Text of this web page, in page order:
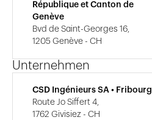
République et Canton de
Genève
Bvd de Saint-Georges 16,
1205 Genève - CH
Unternehmen
CSD Ingénieurs SA • Fribourg
Route Jo Siffert 4,
1762 Givisiez - CH